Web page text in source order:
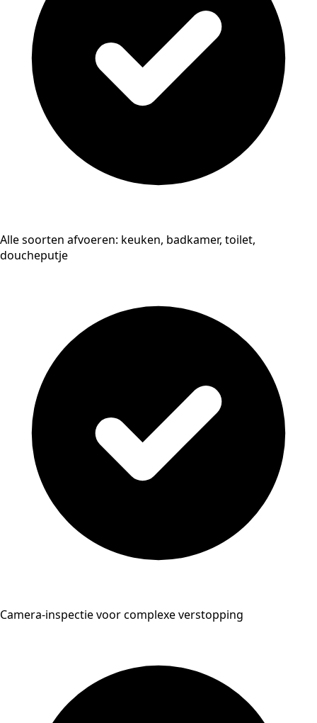
Alle soorten afvoeren: keuken, badkamer, toilet,
doucheputje
Camera-inspectie voor complexe verstopping